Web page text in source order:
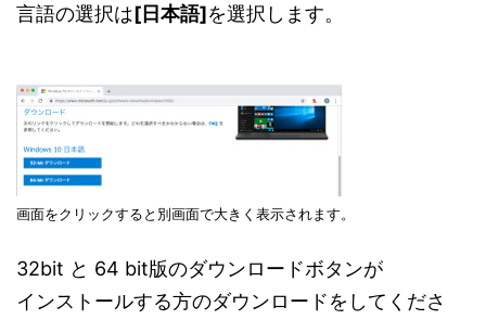
言語の選択は[日本語]を選択します。
画面をクリックすると別画面で大きく表示されます。
32bit と 64 bit版のダウンロードボタンが
インストールする方のダウンロードをしてくださ